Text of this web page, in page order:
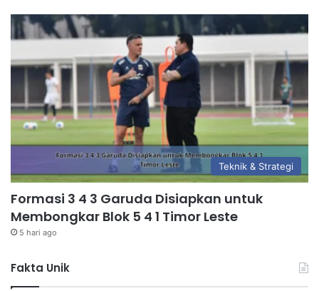
Teknik & Strategi
Formasi 3 4 3 Garuda Disiapkan untuk
Membongkar Blok 5 4 1 Timor Leste
5 hari ago
Fakta Unik